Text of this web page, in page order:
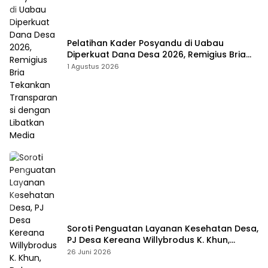
Pelatihan Kader Posyandu di Uabau
Diperkuat Dana Desa 2026, Remigius Bria
Tekankan Transparansi dengan Libatkan
1 Agustus 2026
Soroti Penguatan Layanan Kesehatan Desa,
PJ Desa Kereana Willybrodus K. Khun,
Dukung Penuh Pelatihan Kader Posyandu
26 Juni 2026